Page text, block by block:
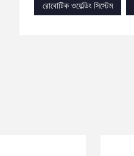
রোবোটিক ওয়েল্ডিং সিস্টেম